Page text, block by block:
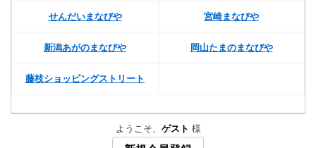
せんだいまなびや 宮崎まなびや
新潟あがのまなびや 岡山たまのまなびや
藤枝ショッピングストリート
ようこそ、 ゲスト 様